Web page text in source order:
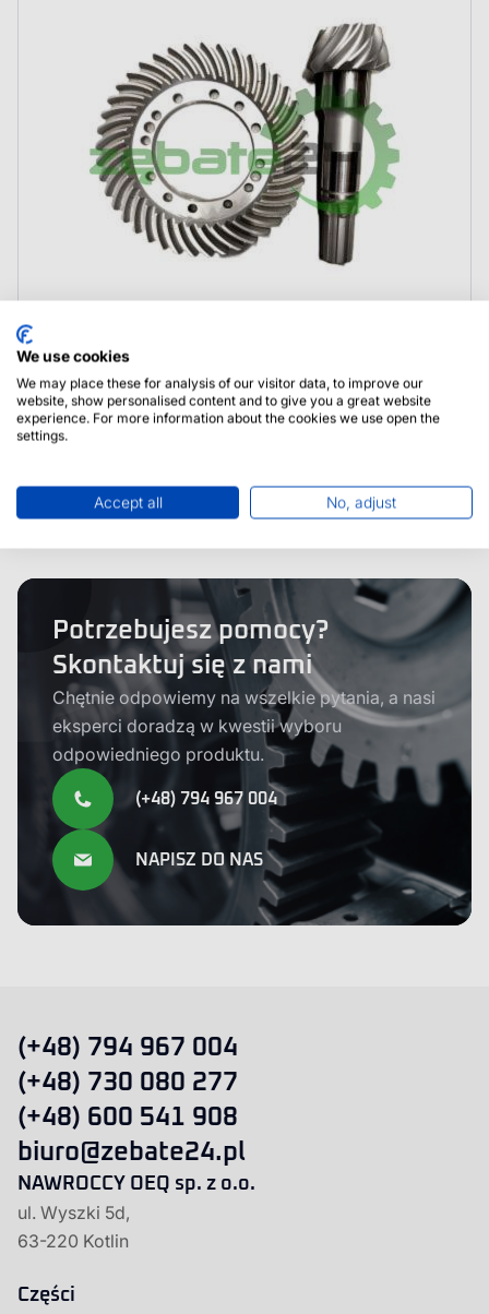
Koło talerzowe
Potrzebujesz pomocy?
Skontaktuj się z nami
Chętnie odpowiemy na wszelkie pytania, a nasi
eksperci doradzą w kwestii wyboru
odpowiedniego produktu.
(+48) 794 967 004
NAPISZ DO NAS
(+48) 794 967 004
(+48) 730 080 277
(+48) 600 541 908
biuro@zebate24.pl
NAWROCCY OEQ sp. z o.o.
ul. Wyszki 5d,
63-220 Kotlin
Części
We use cookies
We may place these for analysis of our visitor data, to improve our
website, show personalised content and to give you a great website
experience. For more information about the cookies we use open the
settings.
Accept all No, adjust